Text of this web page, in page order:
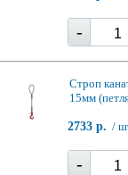
-
Строп
15мм
2733 р. /
-